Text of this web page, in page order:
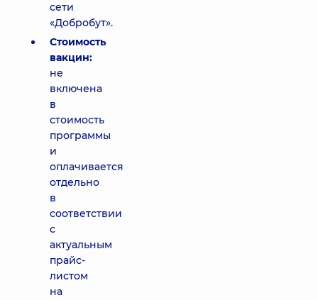
сети
«Добробут».
Стоимость
вакцин:
не
включена
в
стоимость
программы
и
оплачивается
отдельно
в
соответствии
с
актуальным
прайс-
листом
на